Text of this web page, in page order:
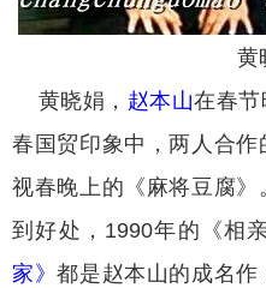
黄
黄晓娟， 赵本山在春节
春国贸印象中，两人合
视春晚上的《麻将豆腐
到好处，1990年的《相
家》都是赵本山的成名